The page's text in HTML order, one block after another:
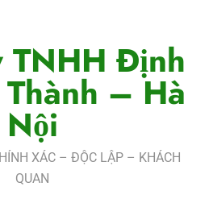
TNHH Định
– Hà
Nội
XÁC – ĐỘC LẬP – KHÁCH
QUAN